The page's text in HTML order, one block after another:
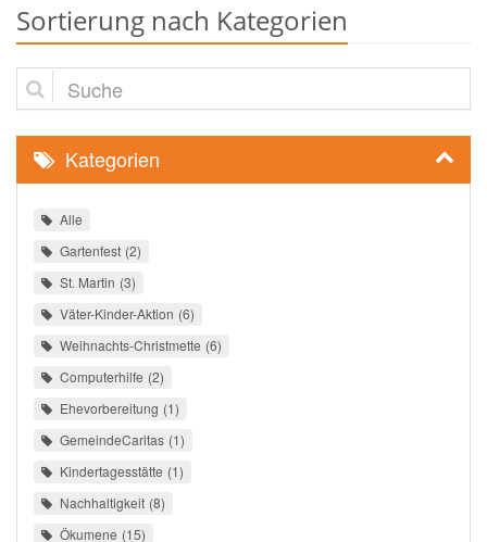
Sortierung nach Kategorien
Suche
Kategorien
Alle
Gartenfest 2
St. Martin 3
Väter-Kinder-Aktion 6
Weihnachts-Christmette 6
Computerhilfe 2
Ehevorbereitung 1
GemeindeCaritas 1
Kindertagesstätte 1
Nachhaltigkeit 8
Ökumene 15